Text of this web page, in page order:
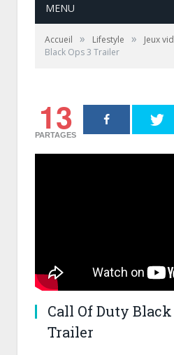
MENU
Accueil » Lifestyle » Jeux
Black Ops 3 Trailer
13
PARTAGES
Call Of Duty Black
Trailer